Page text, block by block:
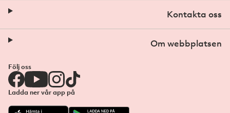
Kontakta oss
Om webbplatsen
Följ oss
Ladda ner vår app på